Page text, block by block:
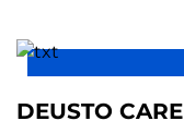
DEUSTO CARE